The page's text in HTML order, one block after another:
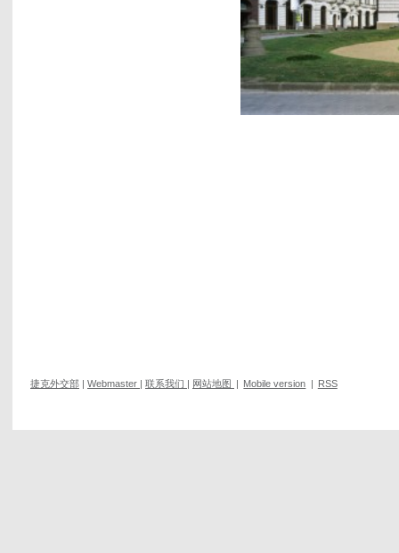
捷克外交部 | Webmaster | 联系我们 | 网站地图 | Mobile version | RSS